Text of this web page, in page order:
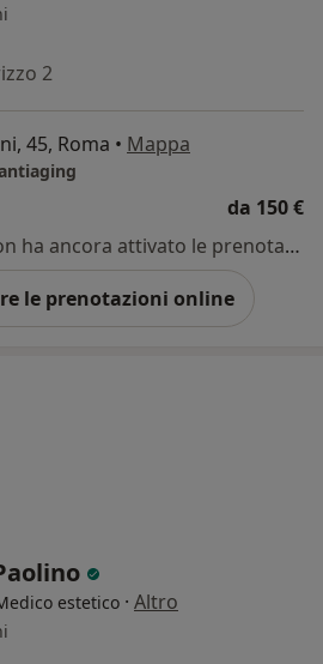
2
45, Roma • Mappa
da 150 €
Questo dottore non ha ancora attivato le prenotazioni online presso questo indirizzo.
le prenotazioni online
estetico · Altro